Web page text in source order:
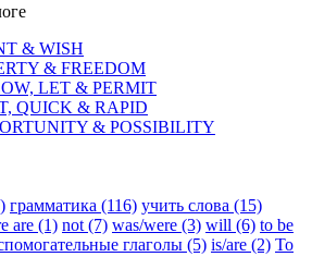
& WISH
& FREEDOM
LET & PERMIT
QUICK & RAPID
& POSSIBILITY
грамматика (116) учить слова (15)
are (1) not (7) was/were (3) will (6) to be
глаголы (5) is/are (2) To